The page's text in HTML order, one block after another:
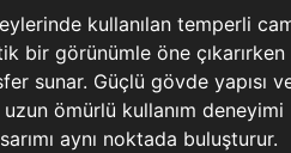
kullanılan temperli
bir görünümle öne çıkarırken
sunar. Güçlü gövde yapısı
ömürlü kullanım deneyimi
aynı noktada buluşturur.